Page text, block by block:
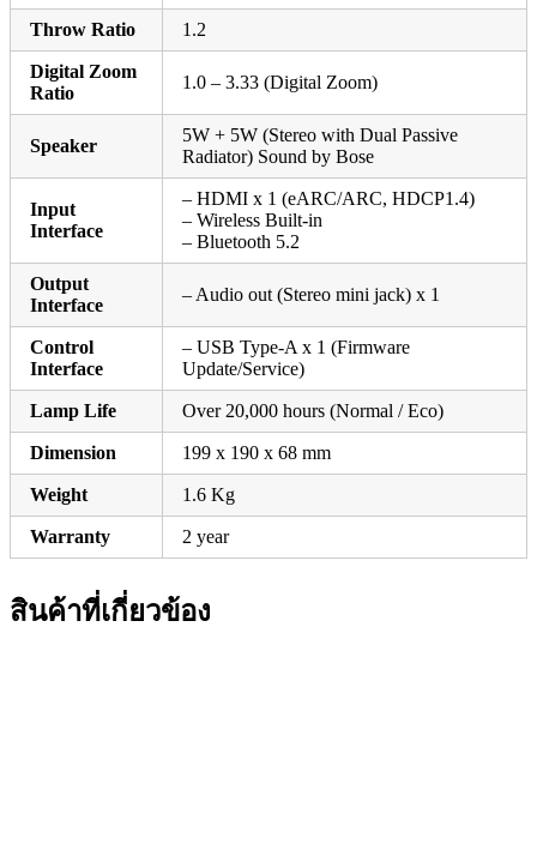
Throw Ratio 1.2
Digital Zoom
Ratio
1.0 – 3.33 (Digital Zoom)
Speaker
5W + 5W (Stereo with Dual Passive
Radiator) Sound by Bose
Input
Interface
– HDMI x 1 (eARC/ARC, HDCP1.4)
– Wireless Built-in
– Bluetooth 5.2
Output
Interface
– Audio out (Stereo mini jack) x 1
Control
Interface
– USB Type-A x 1 (Firmware
Update/Service)
Lamp Life Over 20,000 hours (Normal / Eco)
Dimension 199 x 190 x 68 mm
Weight 1.6 Kg
Warranty 2 year
สินค้าที่เกี่ยวข้อง